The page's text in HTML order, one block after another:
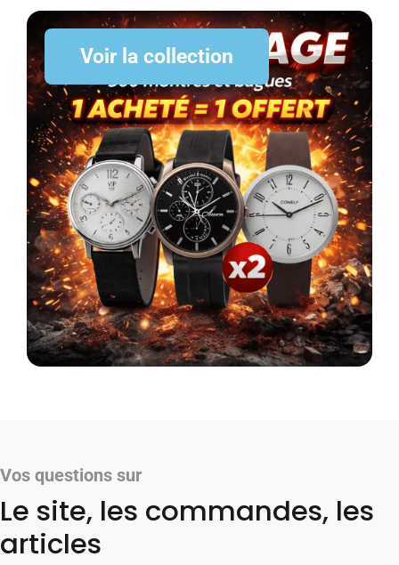
Voir la collection
Vos questions sur
Le site, les commandes, les
articles